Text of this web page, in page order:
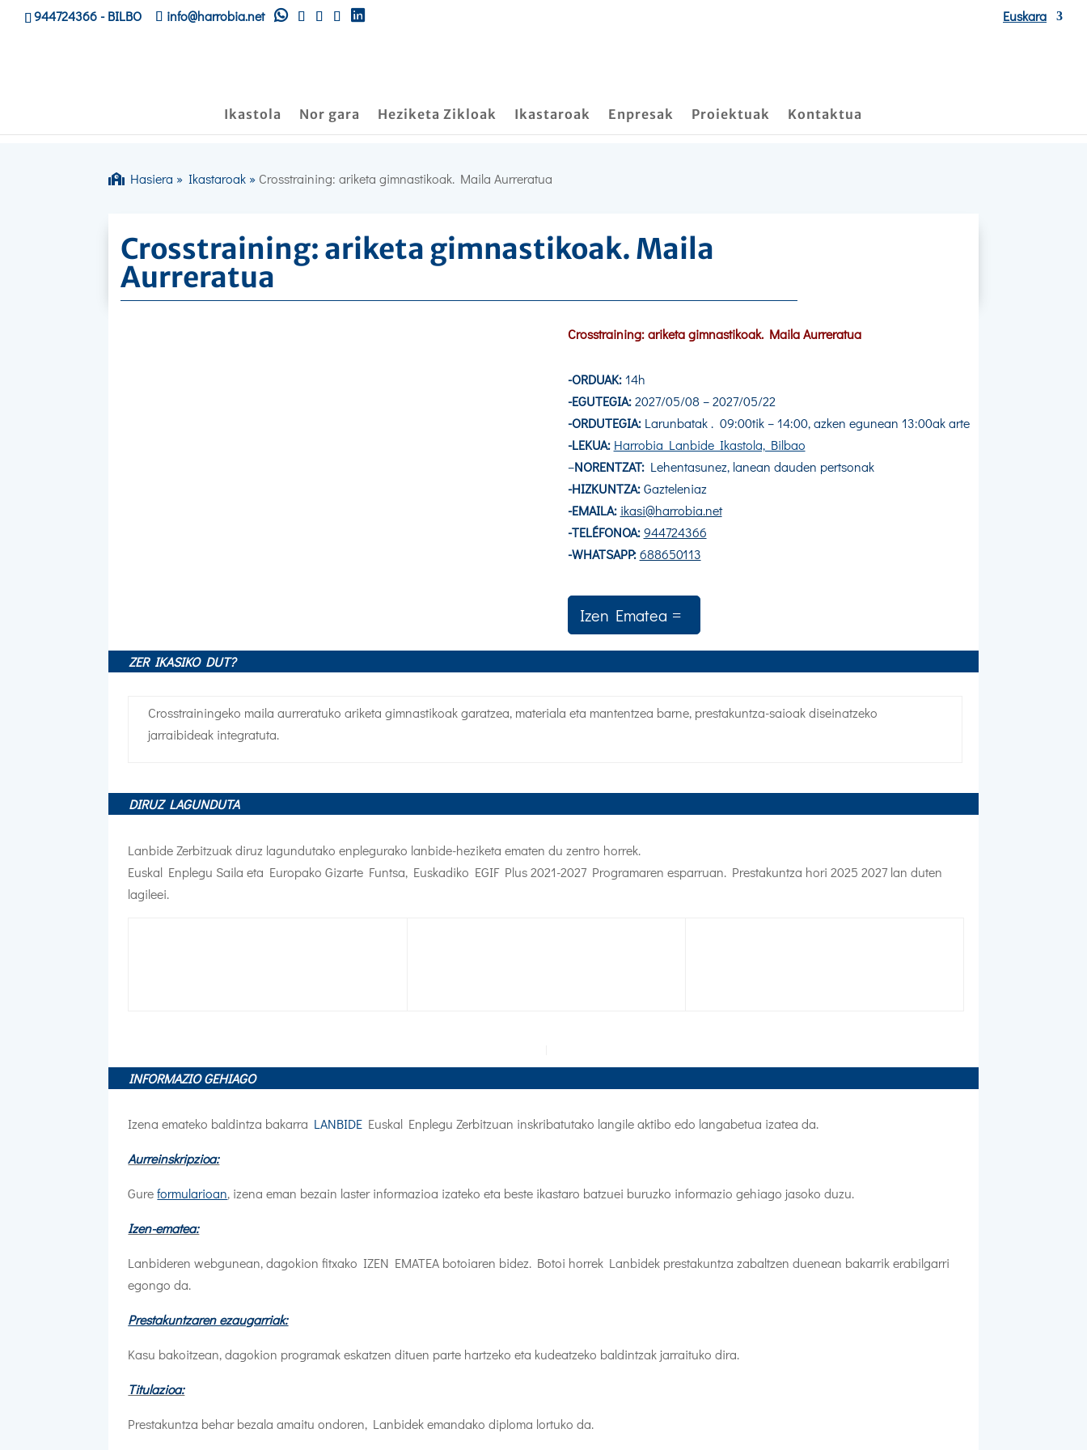
944724366- BILBO info@harrobia.net Euskara
Ikastola Nor gara Heziketa Zikloak Ikastaroak Enpresak Proiektuak Kontaktua
Hasiera »Ikastaroak » Crosstraining: ariketa gimnastikoak. Maila Aurreratua
Crosstraining: ariketa gimnastikoak. Maila
Aurreratua
Crosstraining: ariketa gimnastikoak. Maila Aurreratua
-ORDUAK:14h
-EGUTEGIA:2027/05/08 – 2027/05/22
-ORDUTEGIA: Larunbatak . 09:00tik – 14:00, azken egunean 13:00ak arte
-LEKUA: Harrobia Lanbide Ikastola, Bilbao
–NORENTZAT:Lehentasunez, lanean dauden pertsonak
-HIZKUNTZA:Gazteleniaz
-EMAILA: ikasi@harrobia.net
-TELÉFONOA: 944724366
-WHATSAPP: 688650113
Izen Ematea
ZER IKASIKO DUT?
Crosstrainingeko maila aurreratuko ariketa gimnastikoak garatzea, materiala eta mantentzea barne, prestakuntza-saioak diseinatzeko
jarraibideak integratuta.
DIRUZ LAGUNDUTA
Lanbide Zerbitzuak diruz lagundutako enplegurako lanbide-heziketa ematen du zentro horrek.
Euskal Enplegu Saila eta Europako Gizarte Funtsa, Euskadiko EGIF Plus 2021-2027 Programaren esparruan. Prestakuntza hori 2025 2027 lan duten
lagileei.
INFORMAZIO GEHIAGO
Izena emateko baldintza bakarra LANBIDE Euskal Enplegu Zerbitzuan inskribatutako langile aktibo edo langabetua izatea da.
Aurreinskripzioa:
Gureformularioan, izena eman bezain laster informazioa izateko eta beste ikastaro batzuei buruzko informazio gehiago jasoko duzu.
Izen-ematea:
Lanbideren webgunean, dagokion fitxako IZEN EMATEA botoiaren bidez. Botoi horrek Lanbidek prestakuntza zabaltzen duenean bakarrik erabilgarri
egongo da.
Prestakuntzaren ezaugarriak:
Kasu bakoitzean, dagokion programak eskatzen dituen parte hartzeko eta kudeatzeko baldintzak jarraituko dira.
Titulazioa:
Prestakuntza behar bezala amaitu ondoren, Lanbidek emandako diploma lortuko da.